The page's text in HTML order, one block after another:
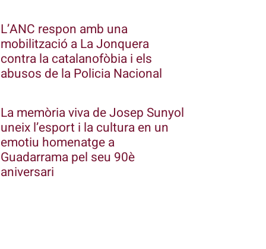
L’ANC respon amb una
mobilització a La Jonquera
contra la catalanofòbia i els
abusos de la Policia Nacional
La memòria viva de Josep Sunyol
uneix l’esport i la cultura en un
emotiu homenatge a
Guadarrama pel seu 90è
aniversari